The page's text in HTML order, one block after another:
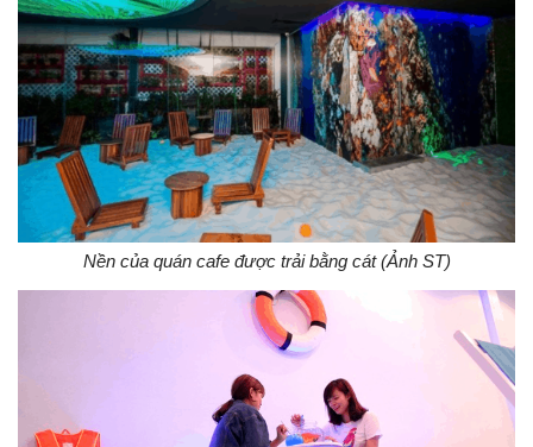
Nền của quán cafe được trải bằng cát (Ảnh ST)